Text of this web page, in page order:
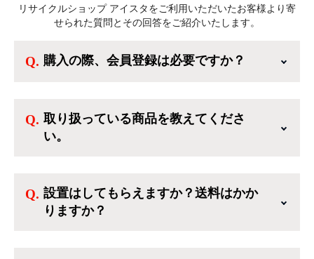
リサイクルショップ アイスタをご利用いただいたお客様より寄
せられた質問とその回答をご紹介いたします。
購入の際、会員登録は必要ですか？
も出来ます。一方、登録しなくてもカートに商
品を入れた後、ログインせずに「ゲスト購入」
取り扱っている商品を教えてくださ
い。
のような新生活を応援するような家電セットか
ら、季節・空調家電、調理家電、生活家電ま
設置はしてもらえますか？送料はかか
りますか？